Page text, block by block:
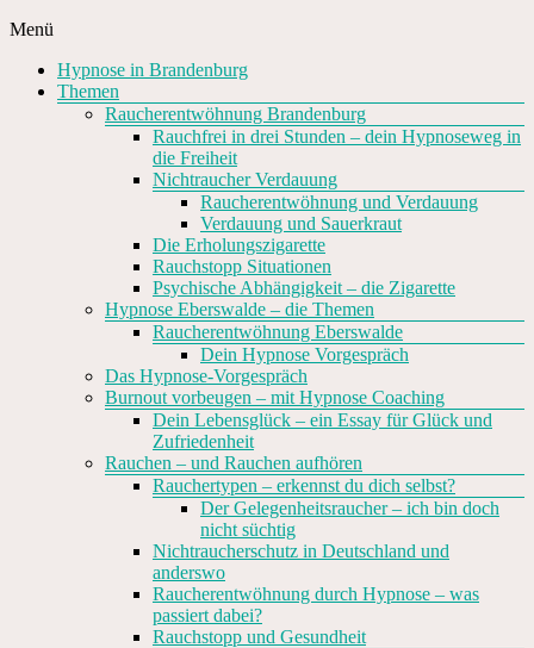
Zum
springen
Barnim
Raucherentwöhnung,
Gewichtsreduktion
Menü
Hypnose in Brandenburg
Themen
Raucherentwöhnung Brandenburg
Rauchfrei in drei Stunden – dein Hypnoseweg in
die Freiheit
Nichtraucher Verdauung
Raucherentwöhnung und Verdauung
Verdauung und Sauerkraut
Die Erholungszigarette
Rauchstopp Situationen
Psychische Abhängigkeit – die Zigarette
Hypnose Eberswalde – die Themen
Raucherentwöhnung Eberswalde
Dein Hypnose Vorgespräch
Das Hypnose-Vorgespräch
Burnout vorbeugen – mit Hypnose Coaching
Dein Lebensglück – ein Essay für Glück und
Zufriedenheit
Rauchen – und Rauchen aufhören
Rauchertypen – erkennst du dich selbst?
Der Gelegenheitsraucher – ich bin doch
nicht süchtig
Nichtraucherschutz in Deutschland und
anderswo
Raucherentwöhnung durch Hypnose – was
passiert dabei?
Rauchstopp und Gesundheit